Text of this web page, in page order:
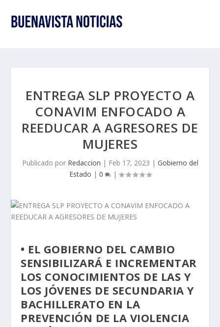
ENTREGA SLP PROYECTO A
CONAVIM ENFOCADO A
REEDUCAR A AGRESORES DE
MUJERES
Publicado por Redaccion | Feb 17, 2023 | Gobierno del
Estado | 0 |
• EL GOBIERNO DEL CAMBIO
SENSIBILIZARÁ E INCREMENTAR
LOS CONOCIMIENTOS DE LAS Y
LOS JÓVENES DE SECUNDARIA Y
BACHILLERATO EN LA
PREVENCIÓN DE LA VIOLENCIA